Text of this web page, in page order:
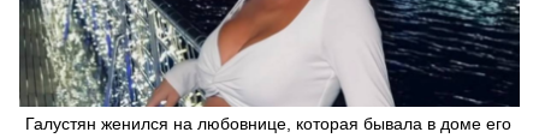
Галустян женился на любовнице, которая бывала в доме его